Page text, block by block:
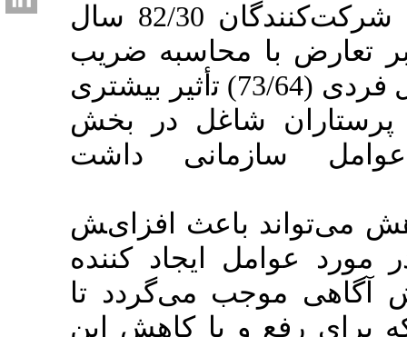
درﺻﺪ و ﻣﯿﺎﻧﮕﯿﻦ ﺳﻨﯽ ﮐﻞ ﺷﺮﮐﺖ‌ﮐﻨﻨﺪﮔﺎن 82/30 ﺳﺎل
با محاسبه ضریب
تغییرات نشان داد که ﻋﻮاﻣﻞ ﻓﺮدی (73/64) ﺗأﺛﯿﺮ ﺑﯿﺸﺘﺮی
ﺷﺎﻏﻞ در ﺑﺨﺶ
داﺷﺖ
ﺑﺎﻋﺚ اﻓﺰایﺶ
ایجاد ﮐﻨﻨﺪه
ﻣﻮﺟﺐ ﻣﯽ‌ﮔﺮدد ﺗﺎ
رﻓﻊ و یا ﮐﺎﻫﺶ این